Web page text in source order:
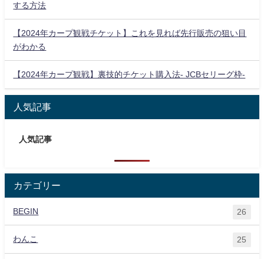
する方法
【2024年カープ観戦チケット】これを見れば先行販売の狙い目
がわかる
【2024年カープ観戦】裏技的チケット購入法- JCBセリーグ枠-
人気記事
人気記事
カテゴリー
BEGIN 26
わんこ 25